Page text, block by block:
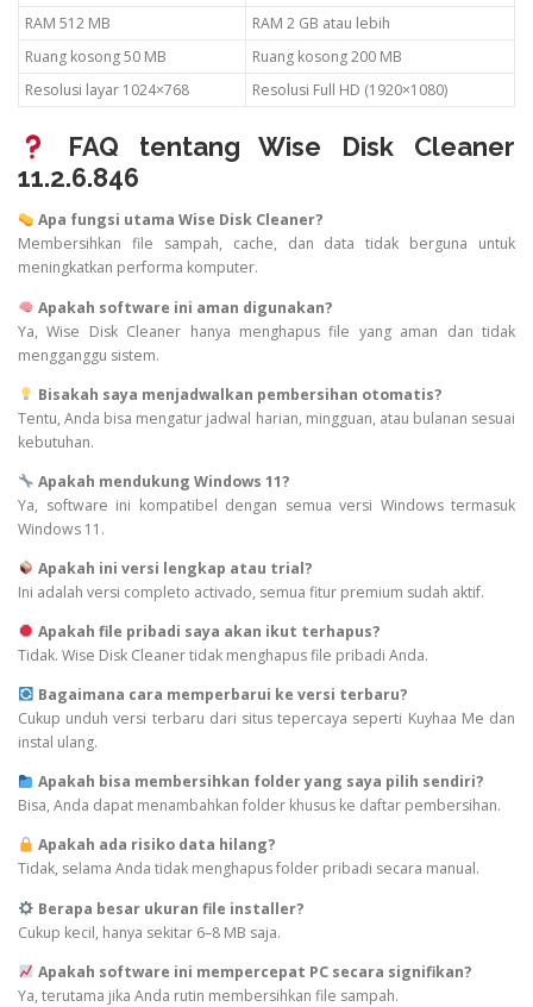
RAM 512 MB
RAM 2 GB atau lebih
Ruang kosong 50 MB
Ruang kosong 200 MB
Resolusi layar 1024×768
Resolusi Full HD (1920×1080)
FAQ tentang Wise Disk Cleaner
11.2.6.846
Apa fungsi utama Wise Disk Cleaner?
Membersihkan file sampah, cache, dan data tidak berguna untuk
meningkatkan performa komputer.
Apakah software ini aman digunakan?
Ya, Wise Disk Cleaner hanya menghapus file yang aman dan tidak
mengganggu sistem.
Bisakah saya menjadwalkan pembersihan otomatis?
Tentu, Anda bisa mengatur jadwal harian, mingguan, atau bulanan sesuai
kebutuhan.
Apakah mendukung Windows 11?
Ya, software ini kompatibel dengan semua versi Windows termasuk
Windows 11.
Apakah ini versi lengkap atau trial?
Ini adalah versi completo activado, semua fitur premium sudah aktif.
Apakah file pribadi saya akan ikut terhapus?
Tidak. Wise Disk Cleaner tidak menghapus file pribadi Anda.
Bagaimana cara memperbarui ke versi terbaru?
Cukup unduh versi terbaru dari situs tepercaya seperti Kuyhaa Me dan
instal ulang.
Apakah bisa membersihkan folder yang saya pilih sendiri?
Bisa, Anda dapat menambahkan folder khusus ke daftar pembersihan.
Apakah ada risiko data hilang?
Tidak, selama Anda tidak menghapus folder pribadi secara manual.
Berapa besar ukuran file installer?
Cukup kecil, hanya sekitar 6–8 MB saja.
Apakah software ini mempercepat PC secara signifikan?
Ya, terutama jika Anda rutin membersihkan file sampah.